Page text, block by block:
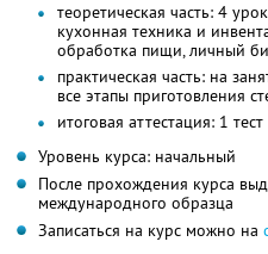
теоретическая часть: 4
кухонная техника и
обработка пищи, личный
практическая часть: на
все этапы приготовления
итоговая аттестация: 1 тест
Уровень курса: начальный
После прохождения курса
международного образца
Записаться на курс можно на